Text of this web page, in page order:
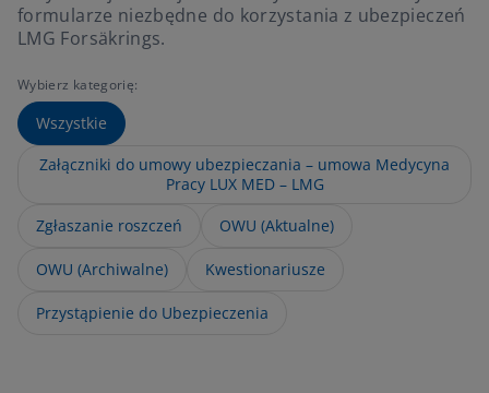
formularze niezbędne do korzystania z ubezpieczeń
LMG Forsäkrings.
Wybierz kategorię:
Wszystkie
Załączniki do umowy ubezpieczania – umowa Medycyna
Pracy LUX MED – LMG
Zgłaszanie roszczeń
OWU (Aktualne)
OWU (Archiwalne) Kwestionariusze
Przystąpienie do Ubezpieczenia